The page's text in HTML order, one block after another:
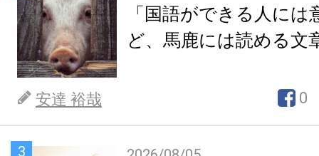
「国語ができる人には
ど、馬鹿には読める文
安達 裕哉 0
3